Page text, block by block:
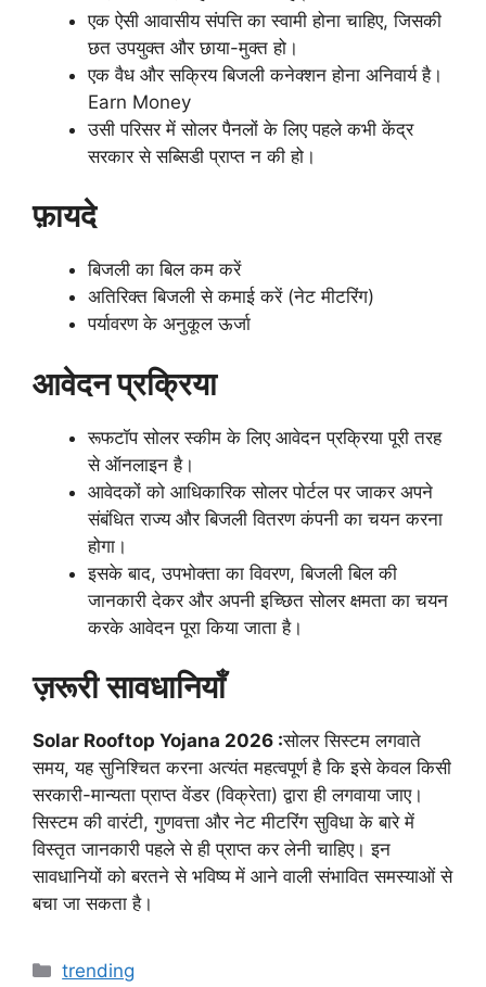
एक ऐसी आवासीय संपत्ति का स्वामी होना चाहिए, जिसकी
छत उपयुक्त और छाया-मुक्त हो।
एक वैध और सक्रिय बिजली कनेक्शन होना अनिवार्य है।
Earn Money
उसी परिसर में सोलर पैनलों के लिए पहले कभी केंद्र
सरकार से सब्सिडी प्राप्त न की हो।
फ़ायदे
बिजली का बिल कम करें
अतिरिक्त बिजली से कमाई करें (नेट मीटरिंग)
पर्यावरण के अनुकूल ऊर्जा
आवेदन प्रक्रिया
रूफटॉप सोलर स्कीम के लिए आवेदन प्रक्रिया पूरी तरह
से ऑनलाइन है।
आवेदकों को आधिकारिक सोलर पोर्टल पर जाकर अपने
संबंधित राज्य और बिजली वितरण कंपनी का चयन करना
होगा।
इसके बाद, उपभोक्ता का विवरण, बिजली बिल की
जानकारी देकर और अपनी इच्छित सोलर क्षमता का चयन
करके आवेदन पूरा किया जाता है।
ज़रूरी सावधानियाँ
Solar Rooftop Yojana 2026 :सोलर सिस्टम लगवाते
समय, यह सुनिश्चित करना अत्यंत महत्वपूर्ण है कि इसे केवल किसी
सरकारी-मान्यता प्राप्त वेंडर (विक्रेता) द्वारा ही लगवाया जाए।
सिस्टम की वारंटी, गुणवत्ता और नेट मीटरिंग सुविधा के बारे में
विस्तृत जानकारी पहले से ही प्राप्त कर लेनी चाहिए। इन
सावधानियों को बरतने से भविष्य में आने वाली संभावित समस्याओं से
बचा जा सकता है।
Categories
trending